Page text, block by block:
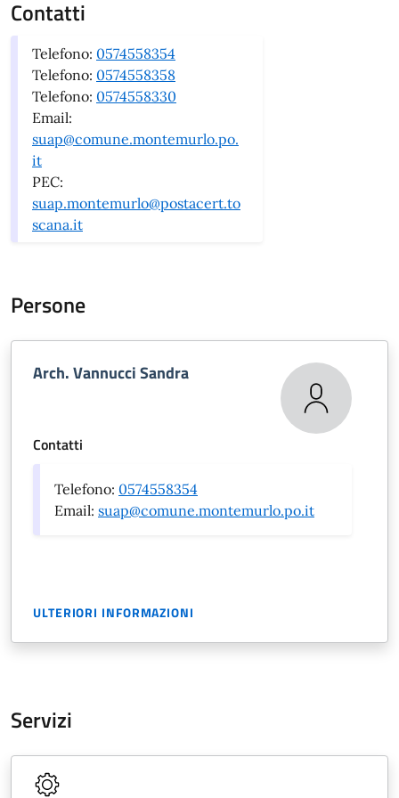
Contatti
Telefono: 0574558354
Telefono: 0574558358
Telefono: 0574558330
Email:
suap@comune.montemurlo.po.
it
PEC:
suap.montemurlo@postacert.to
scana.it
Persone
Arch. Vannucci Sandra
Contatti
Telefono: 0574558354
Email: suap@comune.montemurlo.po.it
ULTERIORI INFORMAZIONI
Servizi